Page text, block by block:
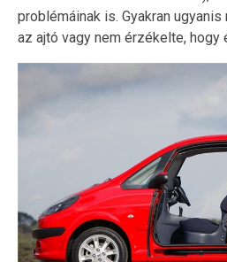
problémáinak is. Gyakran
az ajtó vagy nem érzékelte, hogy